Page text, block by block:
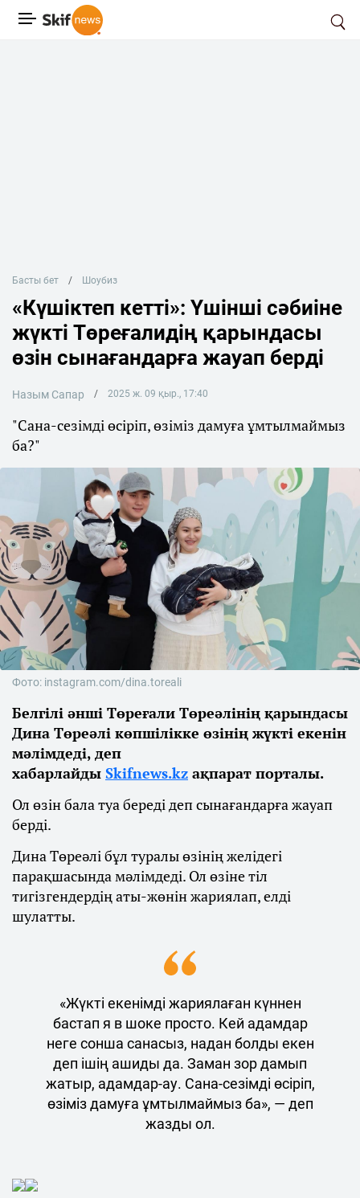
Басты бет Шоубиз
«Күшіктеп кетті»: Үшінші сәбиіне
жүкті Төреғалидің қарындасы
өзін сынағандарға жауап берді
Назым Сапар 2025 ж. 09 қыр., 17:40
"Сана-сезімді өсіріп, өзіміз дамуға ұмтылмаймыз
ба?"
Фото: instagram.com/dina.toreali
Белгілі әнші Төреғали Төреәлінің қарындасы
Дина Төреәлі көпшілікке өзінің жүкті екенін
мәлімдеді, деп
хабарлайды Skifnews.kz ақпарат порталы.
Ол өзін бала туа береді деп сынағандарға жауап
берді.
Дина Төреәлі бұл туралы өзінің желідегі
парақшасында мәлімдеді. Ол өзіне тіл
тигізгендердің аты-жөнін жариялап, елді
шулатты.
«Жүкті екенімді жариялаған күннен
бастап я в шоке просто. Кей адамдар
неге сонша санасыз, надан болды екен
деп ішің ашиды да. Заман зор дамып
жатыр, адамдар-ау. Сана-сезімді өсіріп,
өзіміз дамуға ұмтылмаймыз ба», — деп
жазды ол.